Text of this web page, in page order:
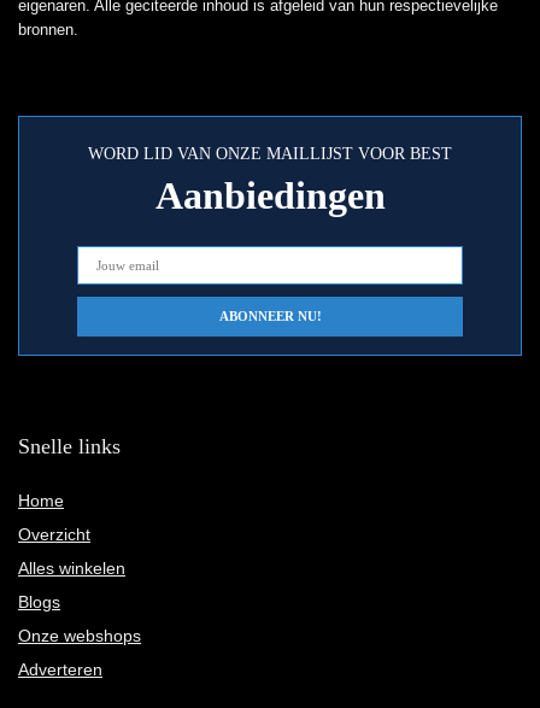
eigenaren. Alle geciteerde inhoud is afgeleid van hun respectievelijke
bronnen.
WORD LID VAN ONZE MAILLIJST VOOR BEST
Aanbiedingen
Snelle links
Home
Overzicht
Alles winkelen
Blogs
Onze webshops
Adverteren